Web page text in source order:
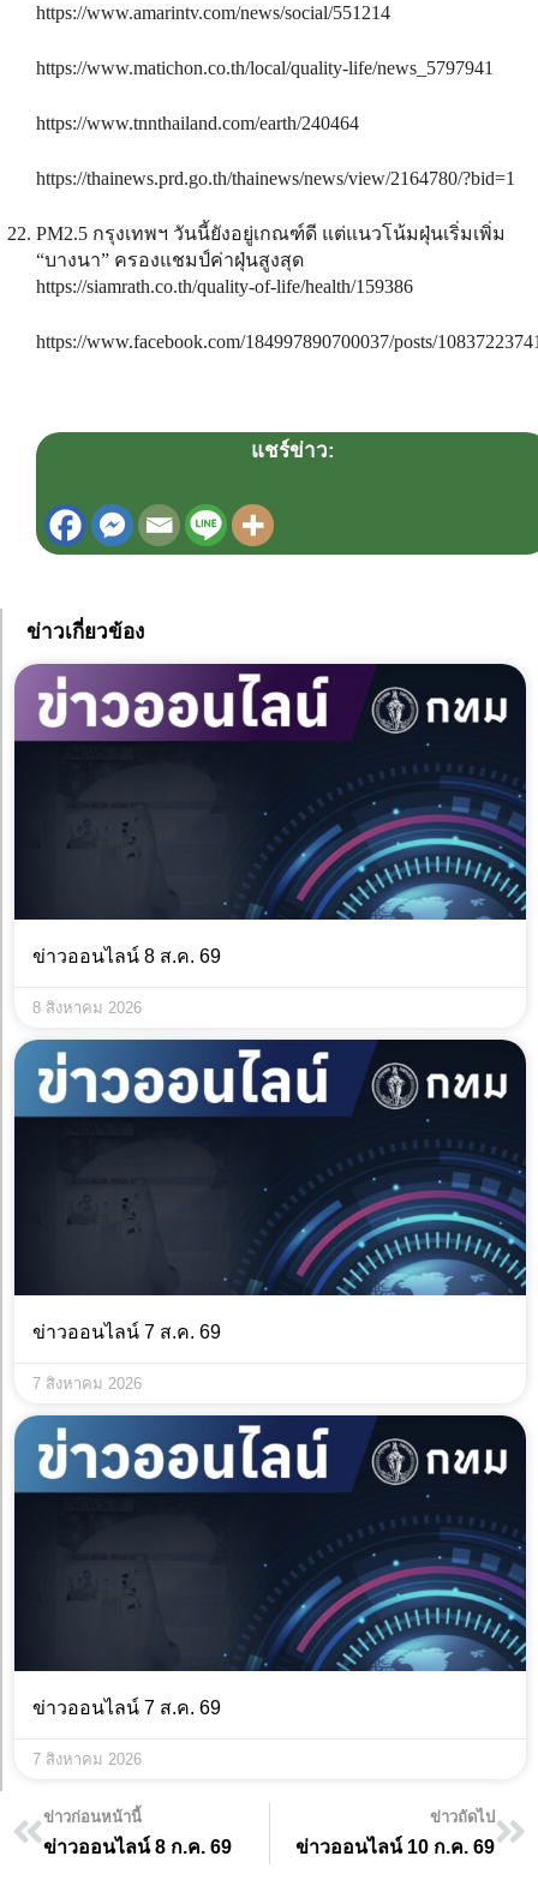
https://www.amarintv.com/news/social/551214
https://www.matichon.co.th/local/quality-life/news_5797941
https://www.tnnthailand.com/earth/240464
https://thainews.prd.go.th/thainews/news/view/2164780/?bid=1
PM2.5 กรุงเทพฯ วันนี้ยังอยู่เกณฑ์ดี แต่แนวโน้มฝุ่นเริ่มเพิ่ม
“บางนา” ครองแชมป์ค่าฝุ่นสูงสุด
https://siamrath.co.th/quality-of-life/health/159386
https://www.facebook.com/184997890700037/posts/
แชร์ข่าว:
ข่าวเกี่ยวข้อง
ข่าวออนไลน์ 8 ส.ค. 69
8 สิงหาคม 2026
ข่าวออนไลน์ 7 ส.ค. 69
7 สิงหาคม 2026
ข่าวออนไลน์ 7 ส.ค. 69
7 สิงหาคม 2026
ข่าวก่อนหน้านี้
ข่าวออนไลน์ 8 ก.ค. 69
ข่าวถัดไป
ข่าวออนไลน์ 10 ก.ค. 69